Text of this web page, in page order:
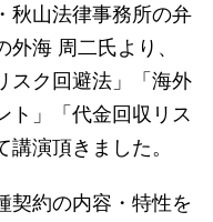
秋山法律事務所の弁
海 周二氏より、
スク回避法」「海外
ト」「代金回収リス
演頂きました。
契約の内容・特性を